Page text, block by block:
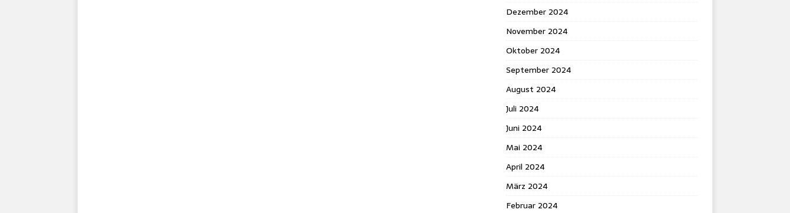
Dezember 2024
November 2024
Oktober 2024
September 2024
August 2024
Juli 2024
Juni 2024
Mai 2024
April 2024
März 2024
Februar 2024